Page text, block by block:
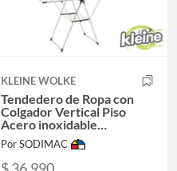
KLEINE WOLKE
Tendedero de Ropa con
Colgador Vertical Piso
Acero inoxidable
156x61x200 cm Cromo
Por SODIMAC